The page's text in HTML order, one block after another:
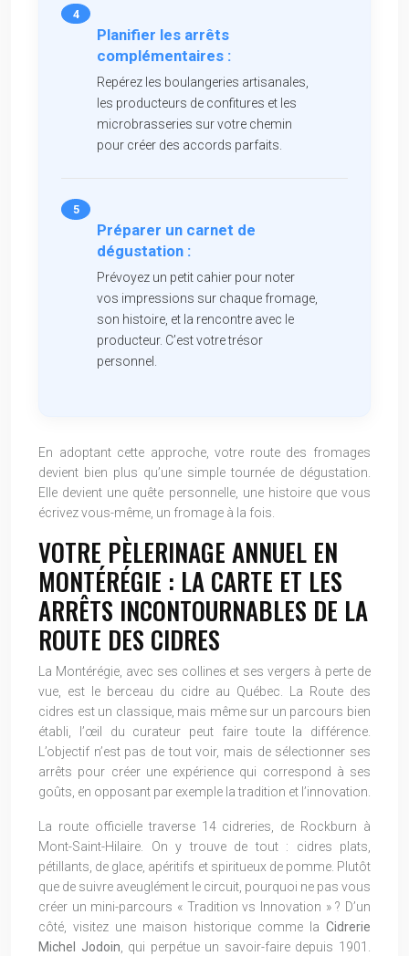
Planifier les arrêts
complémentaires :
Repérez les boulangeries artisanales,
les producteurs de confitures et les
microbrasseries sur votre chemin
pour créer des accords parfaits.
Préparer un carnet de
dégustation :
Prévoyez un petit cahier pour noter
vos impressions sur chaque fromage,
son histoire, et la rencontre avec le
producteur. C’est votre trésor
personnel.
En adoptant cette approche, votre route des fromages
devient bien plus qu’une simple tournée de dégustation.
Elle devient une quête personnelle, une histoire que vous
écrivez vous-même, un fromage à la fois.
VOTRE PÈLERINAGE ANNUEL EN
MONTÉRÉGIE : LA CARTE ET LES
ARRÊTS INCONTOURNABLES DE LA
ROUTE DES CIDRES
La Montérégie, avec ses collines et ses vergers à perte de
vue, est le berceau du cidre au Québec. La Route des
cidres est un classique, mais même sur un parcours bien
établi, l’œil du curateur peut faire toute la différence.
L’objectif n’est pas de tout voir, mais de sélectionner ses
arrêts pour créer une expérience qui correspond à ses
goûts, en opposant par exemple la tradition et l’innovation.
La route officielle traverse 14 cidreries, de Rockburn à
Mont-Saint-Hilaire. On y trouve de tout : cidres plats,
pétillants, de glace, apéritifs et spiritueux de pomme. Plutôt
que de suivre aveuglément le circuit, pourquoi ne pas vous
créer un mini-parcours « Tradition vs Innovation » ? D’un
côté, visitez une maison historique comme la Cidrerie
Michel Jodoin, qui perpétue un savoir-faire depuis 1901.